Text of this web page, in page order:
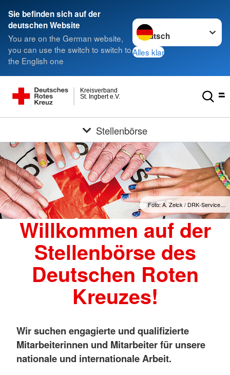
Sie befinden sich auf der
deutschen Website
You are on the German website,
you can use the switch to switch to
the English one
Sprache wechseln zu
Alles klar
St. Ingbert e.V.
Kreisverband
Stellenbörse
Foto: A. Zelck / DRK-Service…
Willkommen auf der
Stellenbörse des
Deutschen Roten
Kreuzes!
Wir suchen engagierte und qualifizierte
Mitarbeiterinnen und Mitarbeiter für unsere
nationale und internationale Arbeit.